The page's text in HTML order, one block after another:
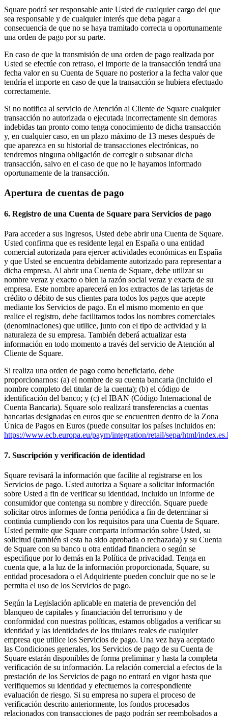
Square podrá ser responsable ante Usted de cualquier cargo del que
sea responsable y de cualquier interés que deba pagar a
consecuencia de que no se haya tramitado correcta u oportunamente
una orden de pago por su parte.
En caso de que la transmisión de una orden de pago realizada por
Usted se efectúe con retraso, el importe de la transacción tendrá una
fecha valor en su Cuenta de Square no posterior a la fecha valor que
tendría el importe en caso de que la transacción se hubiera efectuado
correctamente.
Si no notifica al servicio de Atención al Cliente de Square cualquier
transacción no autorizada o ejecutada incorrectamente sin demoras
indebidas tan pronto como tenga conocimiento de dicha transacción
y, en cualquier caso, en un plazo máximo de 13 meses después de
que aparezca en su historial de transacciones electrónicas, no
tendremos ninguna obligación de corregir o subsanar dicha
transacción, salvo en el caso de que no le hayamos informado
oportunamente de la transacción.
Apertura de cuentas de pago
6. Registro de una Cuenta de Square para Servicios de pago
Para acceder a sus Ingresos, Usted debe abrir una Cuenta de Square.
Usted confirma que es residente legal en España o una entidad
comercial autorizada para ejercer actividades económicas en España
y que Usted se encuentra debidamente autorizado para representar a
dicha empresa. Al abrir una Cuenta de Square, debe utilizar su
nombre veraz y exacto o bien la razón social veraz y exacta de su
empresa. Este nombre aparecerá en los extractos de las tarjetas de
crédito o débito de sus clientes para todos los pagos que acepte
mediante los Servicios de pago. En el mismo momento en que
realice el registro, debe facilitarnos todos los nombres comerciales
(denominaciones) que utilice, junto con el tipo de actividad y la
naturaleza de su empresa. También deberá actualizar esta
información en todo momento a través del servicio de Atención al
Cliente de Square.
Si realiza una orden de pago como beneficiario, debe
proporcionarnos: (a) el nombre de su cuenta bancaria (incluido el
nombre completo del titular de la cuenta); (b) el código de
identificación del banco; y (c) el IBAN (Código Internacional de
Cuenta Bancaria). Square solo realizará transferencias a cuentas
bancarias designadas en euros que se encuentren dentro de la Zona
Única de Pagos en Euros (puede consultar los países incluidos en:
https://www.ecb.europa.eu/paym/integration/retail/sepa/html/
7. Suscripción y verificación de identidad
Square revisará la información que facilite al registrarse en los
Servicios de pago. Usted autoriza a Square a solicitar información
sobre Usted a fin de verificar su identidad, incluido un informe de
consumidor que contenga su nombre y dirección. Square puede
solicitar otros informes de forma periódica a fin de determinar si
continúa cumpliendo con los requisitos para una Cuenta de Square.
Usted permite que Square comparta información sobre Usted, su
solicitud (también si esta ha sido aprobada o rechazada) y su Cuenta
de Square con su banco u otra entidad financiera o según se
especifique por lo demás en la Política de privacidad. Tenga en
cuenta que, a la luz de la información proporcionada, Square, su
entidad procesadora o el Adquiriente pueden concluir que no se le
permita el uso de los Servicios de pago.
Según la Legislación aplicable en materia de prevención del
blanqueo de capitales y financiación del terrorismo y de
conformidad con nuestras políticas, estamos obligados a verificar su
identidad y las identidades de los titulares reales de cualquier
empresa que utilice los Servicios de pago. Una vez haya aceptado
las Condiciones generales, los Servicios de pago de su Cuenta de
Square estarán disponibles de forma preliminar y hasta la completa
verificación de su información. La relación comercial a efectos de la
prestación de los Servicios de pago no entrará en vigor hasta que
verifiquemos su identidad y efectuemos la correspondiente
evaluación de riesgo. Si su empresa no supera el proceso de
verificación descrito anteriormente, los fondos procesados
relacionados con transacciones de pago podrán ser reembolsados a